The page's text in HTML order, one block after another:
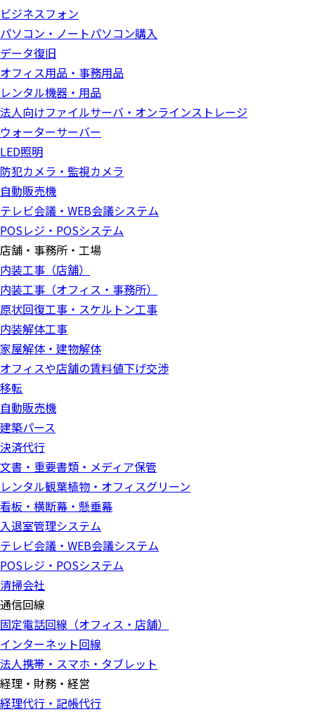
ビジネスフォン
パソコン・ノートパソコン購入
データ復旧
オフィス用品・事務用品
レンタル機器・用品
法人向けファイルサーバ・オンラインストレージ
ウォーターサーバー
LED照明
防犯カメラ・監視カメラ
自動販売機
テレビ会議・WEB会議システム
POSレジ・POSシステム
店舗・事務所・工場
内装工事（店舗）
内装工事（オフィス・事務所）
原状回復工事・スケルトン工事
内装解体工事
家屋解体・建物解体
オフィスや店舗の賃料値下げ交渉
移転
自動販売機
建築パース
決済代行
文書・重要書類・メディア保管
レンタル観葉植物・オフィスグリーン
看板・横断幕・懸垂幕
入退室管理システム
テレビ会議・WEB会議システム
POSレジ・POSシステム
清掃会社
通信回線
固定電話回線（オフィス・店舗）
インターネット回線
法人携帯・スマホ・タブレット
経理・財務・経営
経理代行・記帳代行